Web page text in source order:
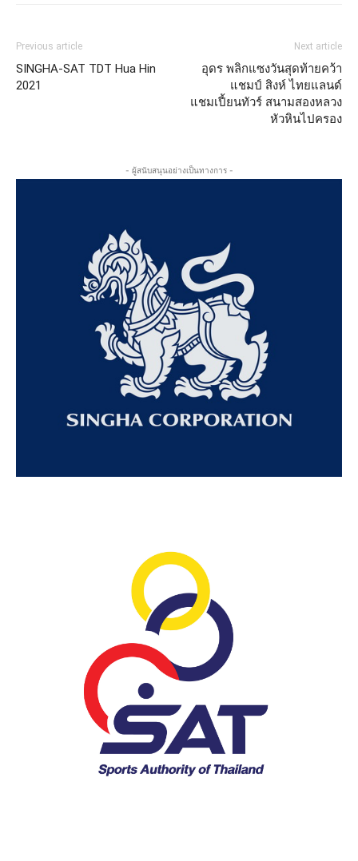
Previous article
SINGHA-SAT TDT Hua Hin
2021
Next article
อุดร พลิกแซงวันสุดท้ายคว้า
แชมป์ สิงห์ ไทยแลนด์
แชมเปี้ยนทัวร์ สนามสองหลวง
หัวหินไปครอง
- ผู้สนับสนุนอย่างเป็นทางการ -